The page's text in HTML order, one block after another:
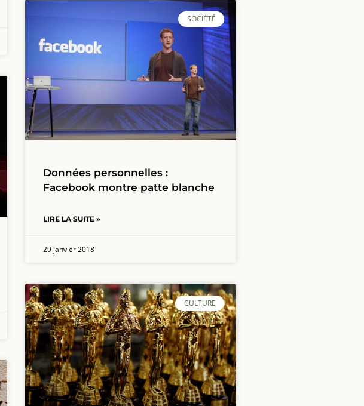
SOCIÉTÉ
Données personnelles :
Facebook montre patte blanche
LIRE LA SUITE »
29 janvier 2018
CULTURE